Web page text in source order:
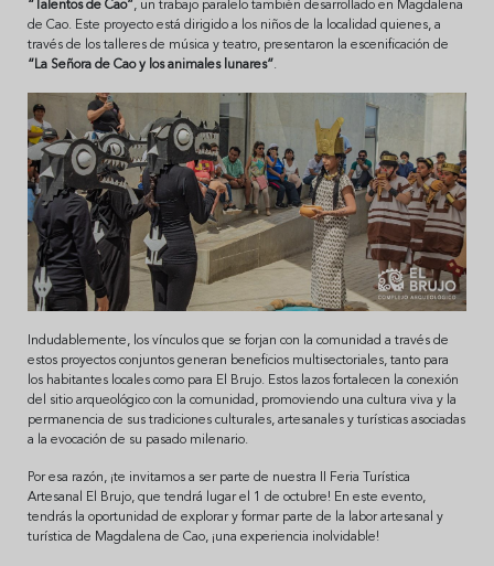
“Talentos de Cao”, un trabajo paralelo también desarrollado en Magdalena
de Cao. Este proyecto está dirigido a los niños de la localidad quienes, a
través de los talleres de música y teatro, presentaron la escenificación de
“La Señora de Cao y los animales lunares”.
Indudablemente, los vínculos que se forjan con la comunidad a través de
estos proyectos conjuntos generan beneficios multisectoriales, tanto para
los habitantes locales como para El Brujo. Estos lazos fortalecen la conexión
del sitio arqueológico con la comunidad, promoviendo una cultura viva y la
permanencia de sus tradiciones culturales, artesanales y turísticas asociadas
a la evocación de su pasado milenario.
Por esa razón, ¡te invitamos a ser parte de nuestra II Feria Turística
Artesanal El Brujo, que tendrá lugar el 1 de octubre! En este evento,
tendrás la oportunidad de explorar y formar parte de la labor artesanal y
turística de Magdalena de Cao, ¡una experiencia inolvidable!